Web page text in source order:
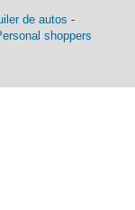
de autos -
shoppers